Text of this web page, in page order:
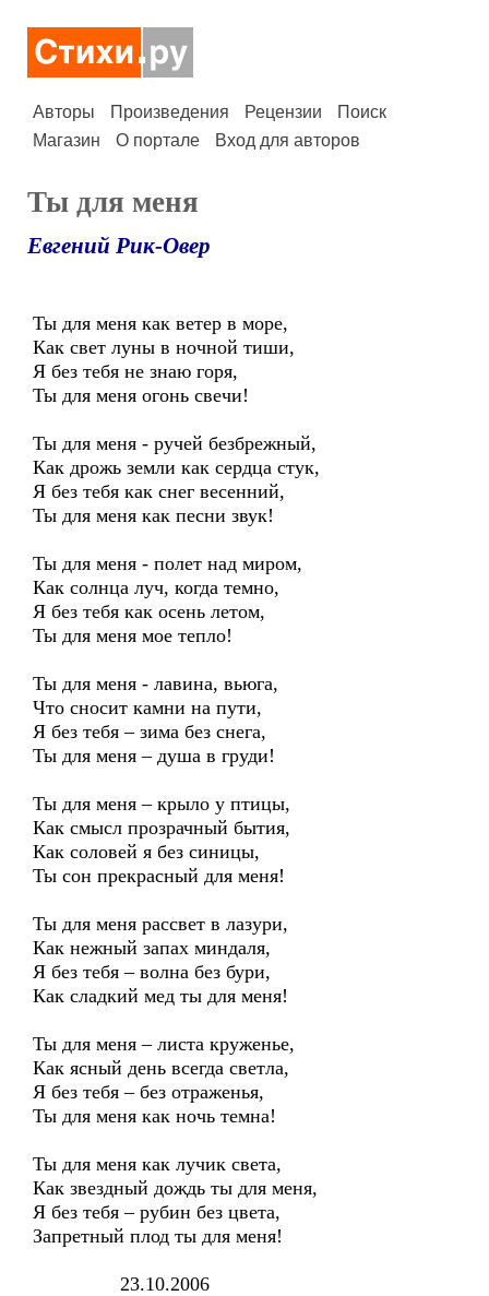
Авторы Произведения Рецензии
Поиск
Магазин
О портале Вход для авторов
Ты для меня
Евгений Рик-Овер
Ты для меня как ветер в море,
Как свет луны в ночной тиши,
Я без тебя не знаю горя,
Ты для меня огонь свечи!
Ты для меня - ручей безбрежный,
Как дрожь земли как сердца стук,
Я без тебя как снег весенний,
Ты для меня как песни звук!
Ты для меня - полет над миром,
Как солнца луч, когда темно,
Я без тебя как осень летом,
Ты для меня мое тепло!
Ты для меня - лавина, вьюга,
Что сносит камни на пути,
Я без тебя – зима без снега,
Ты для меня – душа в груди!
Ты для меня – крыло у птицы,
Как смысл прозрачный бытия,
Как соловей я без синицы,
Ты сон прекрасный для меня!
Ты для меня рассвет в лазури,
Как нежный запах миндаля,
Я без тебя – волна без бури,
Как сладкий мед ты для меня!
Ты для меня – листа круженье,
Как ясный день всегда светла,
Я без тебя – без отраженья,
Ты для меня как ночь темна!
Ты для меня как лучик света,
Как звездный дождь ты для меня,
Я без тебя – рубин без цвета,
Запретный плод ты для меня!
23.10.2006